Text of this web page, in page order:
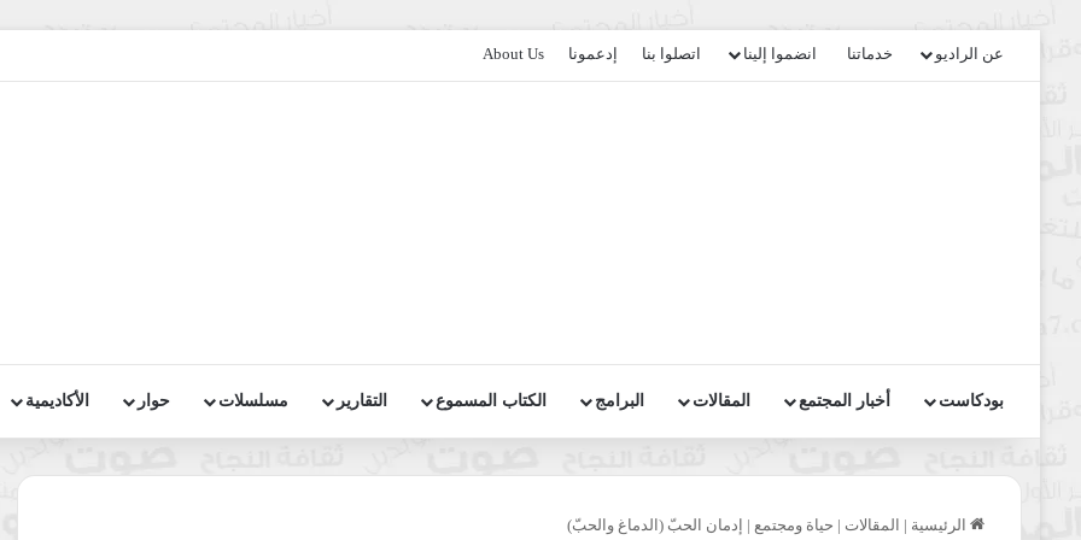
عن الراديو خدماتنا انضموا إلينا اتصلوا بنا إدعمونا About Us
بودكاست أخبار المجتمع المقالات البرامج الكتاب المسموع التقارير مسلسلات حوار الأكاديمية
الرئيسية | المقالات | حياة ومجتمع | إدمان الحبّ (الدماغ والحبّ)